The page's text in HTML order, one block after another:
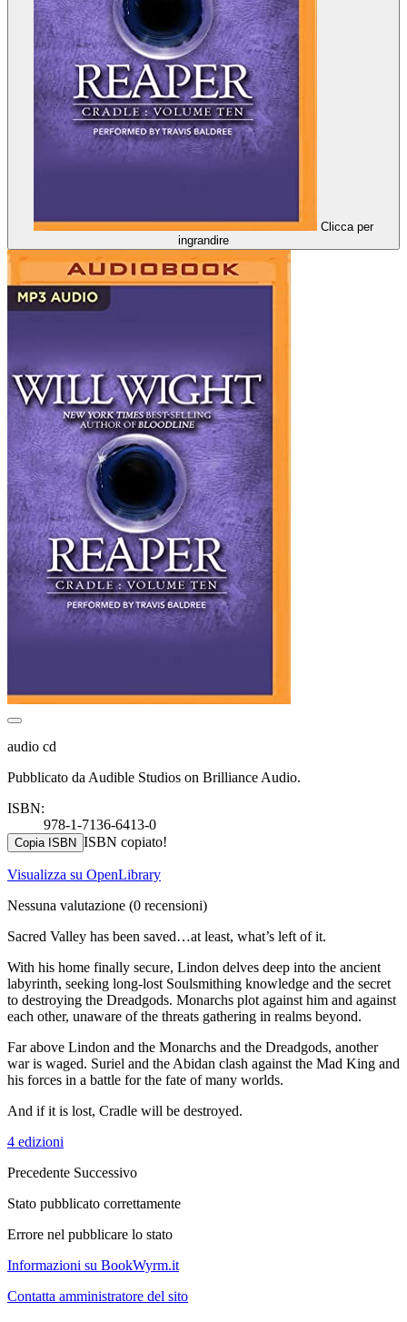
Clicca per
ingrandire
audio cd
Pubblicato da Audible Studios on Brilliance Audio.
ISBN:
978-1-7136-6413-0
Copia ISBN ISBN copiato!
Visualizza su OpenLibrary
Nessuna valutazione (0 recensioni)
Sacred Valley has been saved…at least, what’s left of it.
With his home finally secure, Lindon delves deep into the ancient
labyrinth, seeking long-lost Soulsmithing knowledge and the secret
to destroying the Dreadgods. Monarchs plot against him and against
each other, unaware of the threats gathering in realms beyond.
Far above Lindon and the Monarchs and the Dreadgods, another
war is waged. Suriel and the Abidan clash against the Mad King and
his forces in a battle for the fate of many worlds.
And if it is lost, Cradle will be destroyed.
4 edizioni
Precedente Successivo
Stato pubblicato correttamente
Errore nel pubblicare lo stato
Informazioni su BookWyrm.it
Contatta amministratore del sito